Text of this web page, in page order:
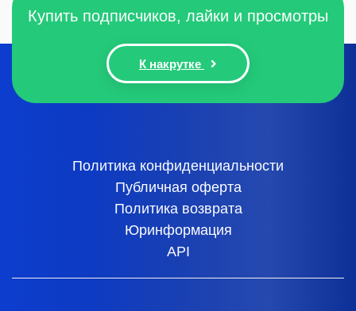
Купить подписчиков, лайки и просмотры
К накрутке
Политика конфиденциальности
Публичная оферта
Политика возврата
Юринформация
API